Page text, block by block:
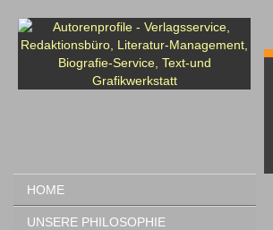
HOME
UNSERE PHILOSOPHIE